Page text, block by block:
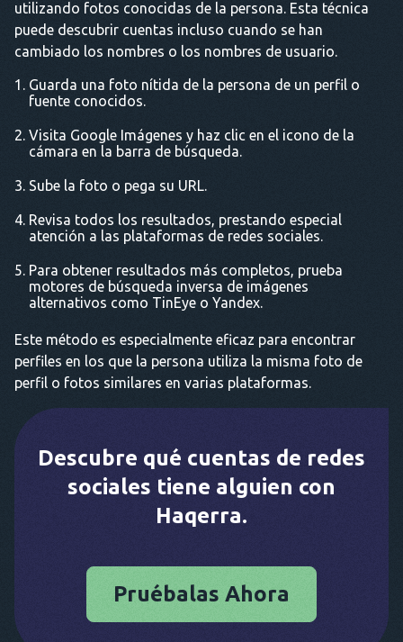
utilizando fotos conocidas de la persona. Esta técnica
puede descubrir cuentas incluso cuando se han
cambiado los nombres o los nombres de usuario.
Guarda una foto nítida de la persona de un perfil o
fuente conocidos.
Visita Google Imágenes y haz clic en el icono de la
cámara en la barra de búsqueda.
Sube la foto o pega su URL.
Revisa todos los resultados, prestando especial
atención a las plataformas de redes sociales.
Para obtener resultados más completos, prueba
motores de búsqueda inversa de imágenes
alternativos como TinEye o Yandex.
Este método es especialmente eficaz para encontrar
perfiles en los que la persona utiliza la misma foto de
perfil o fotos similares en varias plataformas.
Descubre qué cuentas de redes
sociales tiene alguien con
Haqerra.
Pruébalas Ahora